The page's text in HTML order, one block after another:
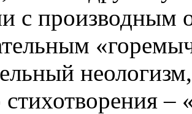
с производным
стихотворения –